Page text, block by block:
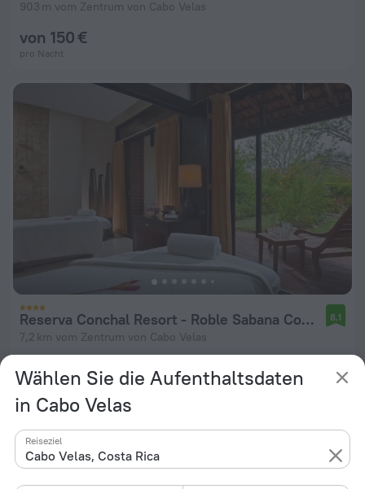
Wählen Sie die Aufenthaltsdaten
in Cabo Velas
Cabo Velas, Costa Rica
Reiseziel
903 m vom Zentrum von Cabo Velas
von 150 €
pro Nacht
Reserva Conchal Resort - Roble Sabana Complex
7,2 km vom Zentrum von Cabo Velas
8,1
von 228 €
pro Nacht